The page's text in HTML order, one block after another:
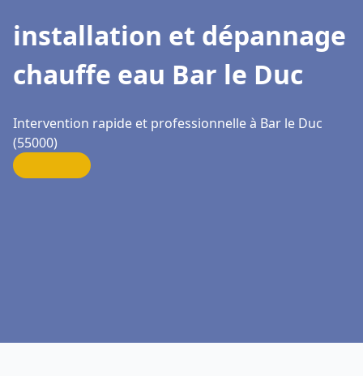
installation et dépannage
chauffe eau Bar le Duc
Intervention rapide et professionnelle à Bar le Duc
(55000)